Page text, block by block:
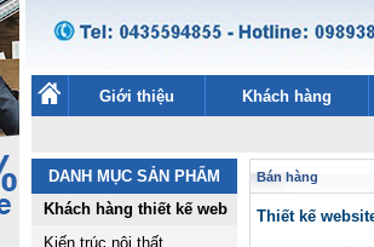
Giới thiệu Khách hàng
DANH MỤC SẢN PHẨM
Khách hàng thiết kế web
Kiến trúc nội thất
Bán hàng
Thiết kế